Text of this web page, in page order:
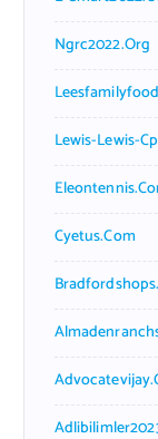
Ngrc2022.org
Lewis-Lewis-
Cyetus.com